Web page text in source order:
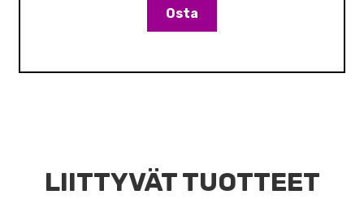
Osta
LIITTYVÄT TUOTTEET